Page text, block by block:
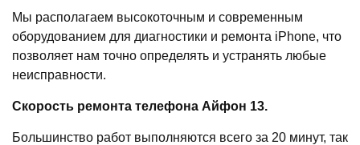
Мы располагаем высокоточным и современным
оборудованием для диагностики и ремонта iPhone, что
позволяет нам точно определять и устранять любые
неисправности.
Скорость ремонта телефона Айфон 13.
Большинство работ выполняются всего за 20 минут, так